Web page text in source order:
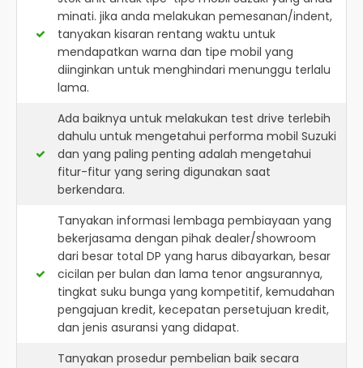
minati. jika anda melakukan pemesanan/indent,
tanyakan kisaran rentang waktu untuk
mendapatkan warna dan tipe mobil yang
diinginkan untuk menghindari menunggu terlalu
lama.
Ada baiknya untuk melakukan test drive terlebih
dahulu untuk mengetahui performa mobil Suzuki
dan yang paling penting adalah mengetahui
fitur-fitur yang sering digunakan saat
berkendara.
Tanyakan informasi lembaga pembiayaan yang
bekerjasama dengan pihak dealer/showroom
dari besar total DP yang harus dibayarkan, besar
cicilan per bulan dan lama tenor angsurannya,
tingkat suku bunga yang kompetitif, kemudahan
pengajuan kredit, kecepatan persetujuan kredit,
dan jenis asuransi yang didapat.
Tanyakan prosedur pembelian baik secara